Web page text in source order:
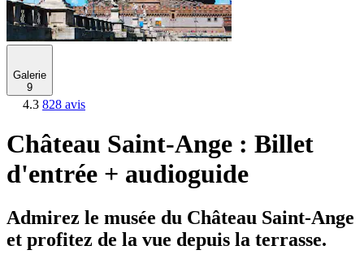
Galerie
9
4.3 828 avis
Château Saint-Ange : Billet
d'entrée + audioguide
Admirez le musée du Château Saint-Ange
et profitez de la vue depuis la terrasse.